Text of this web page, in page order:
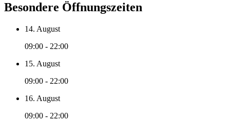
Besondere Öffnungszeiten
14. August
09:00 - 22:00
15. August
09:00 - 22:00
16. August
09:00 - 22:00